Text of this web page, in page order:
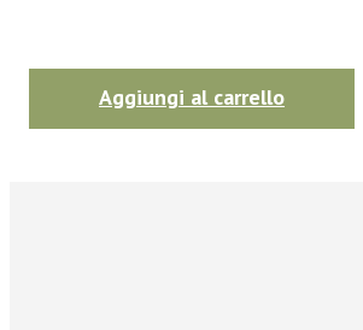
Aggiungi al carrello